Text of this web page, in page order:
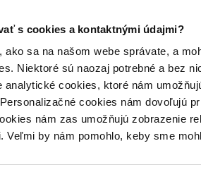
s cookies a kontaktnými údajmi?
ako sa na našom webe správate, a
Niektoré sú naozaj potrebné a bez
analytické cookies, ktoré nám
cookies nám dovoľujú
nám zas umožňujú zobrazenie
Veľmi by nám pomohlo, keby sme
Kontakt